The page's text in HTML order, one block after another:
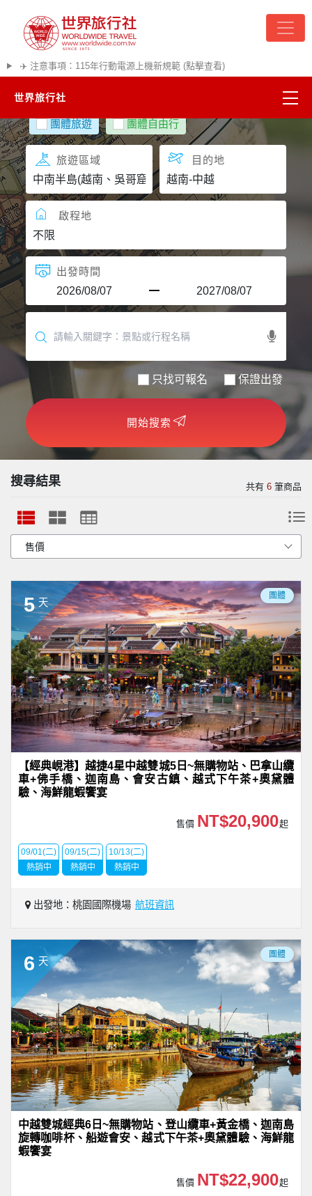
✈️ 注意事項：115年行動電源上機新規範 (點擊查看)
世界旅行社
精彩越南
熱門韓國
超夯日本
悠遊美加
遊輪河輪
世界臻旅
中東非洲
歐洲之旅
頂尖世界
二人成行
團體旅遊 團體自由行
旅遊區域 目的地
啟程地
出發時間
只找可報名 保證出發
開始搜索
搜尋結果 共有 6 筆商品
5 天
團體
【經典峴港】越捷4星中越雙城5日~無購物站、巴拿山纜
車+佛手橋、迦南島、會安古鎮、越式下午茶+奧黛體
驗、海鮮龍蝦饗宴
售價 NT$20,900起
09/01(二)
熱銷中
09/15(二)
熱銷中
10/13(二)
熱銷中
出發地：桃園國際機場 航班資訊
6 天
團體
中越雙城經典6日~無購物站、登山纜車+黃金橋、迦南島
旋轉咖啡杯、船遊會安、越式下午茶+奧黛體驗、海鮮龍
蝦饗宴
售價 NT$22,900起